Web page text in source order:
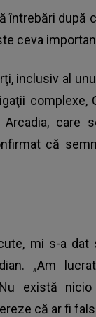
întrebări după
ceva
inclusiv al
complexe,
care
că
mi s-a dat
„Am
există
că ar fi